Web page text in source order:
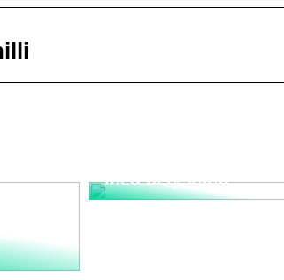
med belysning